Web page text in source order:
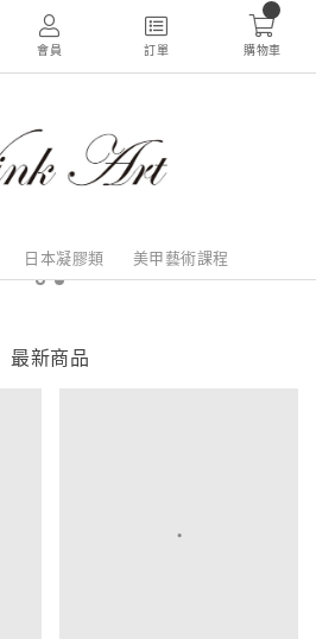
會員 訂單 購物車
日本凝膠類 美甲藝術課程
最新商品